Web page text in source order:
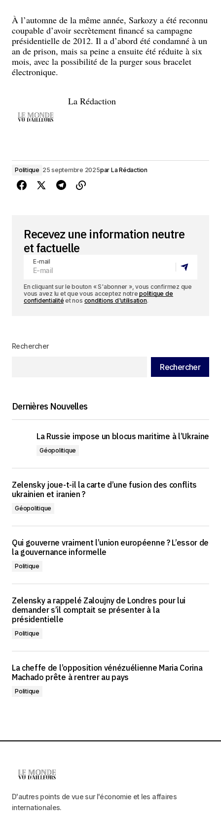
À l’automne de la même année, Sarkozy a été reconnu
coupable d’avoir secrètement financé sa campagne
présidentielle de 2012. Il a d’abord été condamné à un
an de prison, mais sa peine a ensuite été réduite à six
mois, avec la possibilité de la purger sous bracelet
électronique.
La Rédaction
Politique 25 septembre 2025par La Rédaction
Recevez une information neutre
et factuelle
E-mail
En cliquant sur le bouton « S'abonner », vous confirmez que
vous avez lu et que vous acceptez notrepolitique de
confidentialité et nos conditions d'utilisation.
Rechercher
Rechercher
Dernières Nouvelles
La Russie impose un blocus maritime à l’Ukraine
Géopolitique
Zelensky joue-t-il la carte d’une fusion des conflits
ukrainien et iranien ?
Géopolitique
Qui gouverne vraiment l’union européenne ? L’essor de
la gouvernance informelle
Politique
Zelensky a rappelé Zaloujny de Londres pour lui
demander s’il comptait se présenter à la
présidentielle
Politique
La cheffe de l’opposition vénézuélienne Maria Corina
Machado prête à rentrer au pays
Politique
D'autres points de vue sur l'économie et les affaires
internationales.